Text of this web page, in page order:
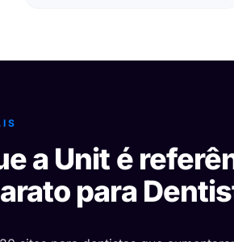
a Unit é
para